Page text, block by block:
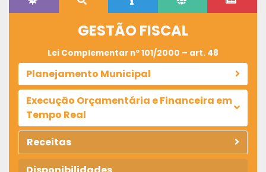
GESTÃO FISCAL
Lei Complementar nº 101/2000 – art. 48
Planejamento Municipal
Execução Orçamentária e Financeira em
Tempo Real
Receitas